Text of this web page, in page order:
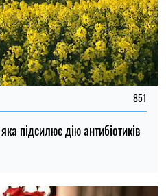
851
підсилює дію антибіотиків